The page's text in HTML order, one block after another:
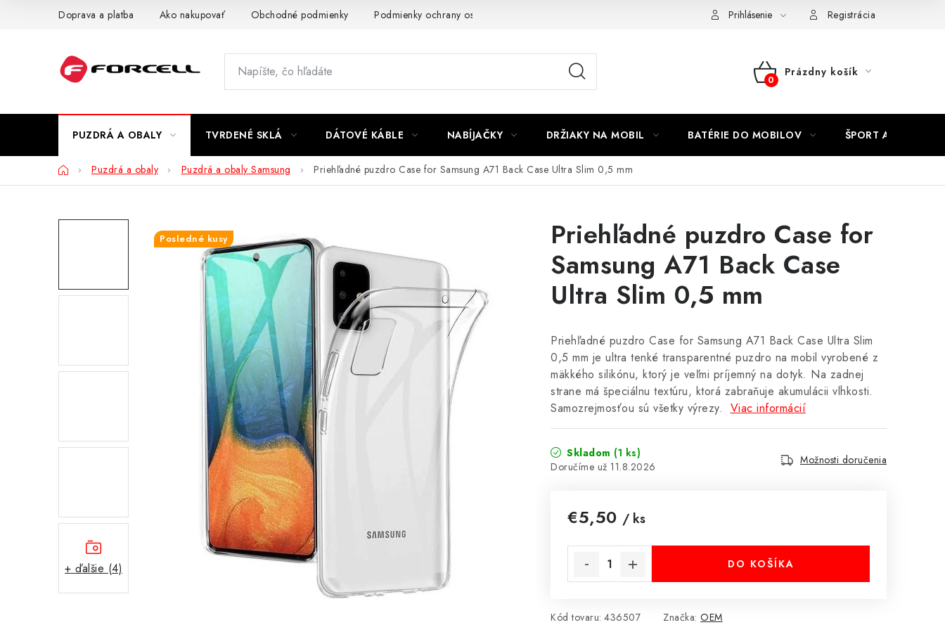
Doprava a platba Ako nakupovať Obchodné podmienky Podmienky ochrany osobných údajov Prihlásenie Registrácia
NÁKUPNÝ
Prázdny košík
PUZDRÁ A OBALY TVRDENÉ SKLÁ DÁTOVÉ KÁBLE NABÍJAČKY DRŽIAKY NA MOBIL BATÉRIE DO MOBILOV ŠPORT A HOBBY
DomovPuzdrá a obaly Puzdrá a obaly Samsung Priehľadné puzdro Case for Samsung A71 Back Case Ultra Slim 0,5 mm
+ ďalšie (4)
Priehľadné puzdro Case for
Samsung A71 Back Case
Ultra Slim 0,5 mm
Priehľadné puzdro Case for Samsung A71 Back Case Ultra Slim
0,5 mm je ultra tenké transparentné puzdro na mobil vyrobené z
mäkkého silikónu, ktorý je veľmi príjemný na dotyk. Na zadnej
strane má špeciálnu textúru, ktorá zabraňuje akumulácii vlhkosti.
Samozrejmosťou sú všetky výrezy. Viac informácií
Skladom (1 ks)
11.8.2026
Možnosti doručenia
€5,50 / ks
DO KOŠÍKA
Kód tovaru: 436507 Značka: OEM
Posledné kusy